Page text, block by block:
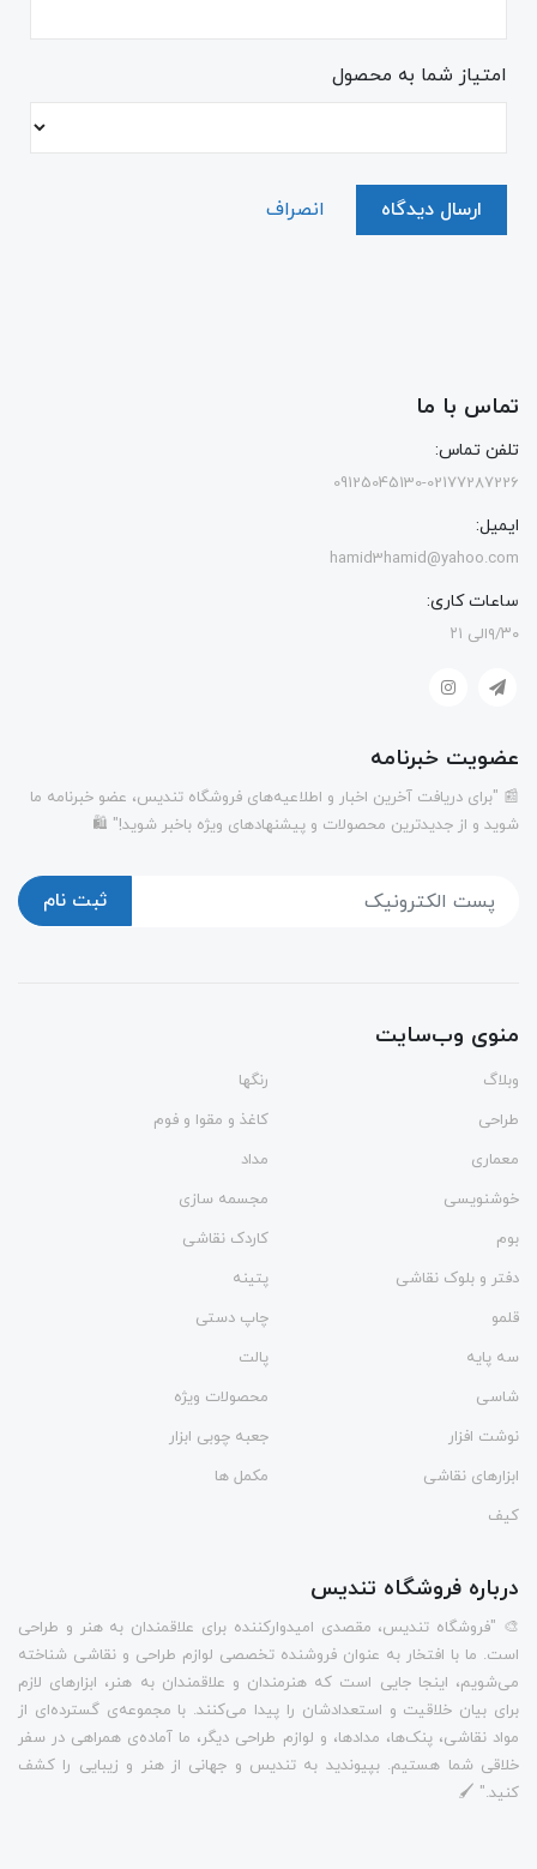
امتیاز شما به محصول
ارسال دیدگاه انصراف
تماس با ما
تلفن تماس:
09125045130-02177287226
ایمیل:
hamid3hamid@yahoo.com
ساعات کاری:
۹/۳۰الی ۲۱
عضویت خبرنامه
📰 "برای دریافت آخرین اخبار و اطلاعیه‌های فروشگاه تندیس، عضو خبرنامه ما
شوید و از جدیدترین محصولات و پیشنهادهای ویژه باخبر شوید!" 🛍️
ثبت نام
منوی وب‌سایت
وبلاگ
رنگها
طراحی
کاغذ و مقوا و فوم
معماری
مداد
خوشنویسی
مجسمه سازی
بوم
کاردک نقاشی
دفتر و بلوک نقاشی
پتینه
قلمو
چاپ دستی
سه پایه
پالت
شاسی
محصولات ویژه
نوشت افزار
جعبه چوبی ابزار
ابزارهای نقاشی
مکمل ها
کیف
درباره فروشگاه تندیس
🎨 "فروشگاه تندیس، مقصدی امیدوارکننده برای علاقمندان به هنر و طراحی
است. ما با افتخار به عنوان فروشنده تخصصی لوازم طراحی و نقاشی شناخته
می‌شویم، اینجا جایی است که هنرمندان و علاقمندان به هنر، ابزارهای لازم
برای بیان خلاقیت و استعدادشان را پیدا می‌کنند. با مجموعه‌ی گسترده‌ای از
مواد نقاشی، پنک‌ها، مدادها، و لوازم طراحی دیگر، ما آماده‌ی همراهی در سفر
خلاقی شما هستیم. بپیوندید به تندیس و جهانی از هنر و زیبایی را کشف
کنید." 🖌️